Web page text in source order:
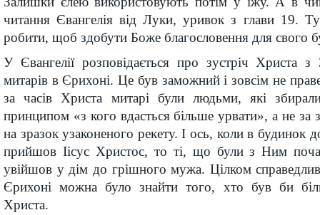
читання Євангелія від Луки, уривок з глави 19.
робити, щоб здобути Боже благословення для свого
У Євангелії розповідається про зустріч Христа з
митарів в Єрихоні. Це був заможний і зовсім не
за часів Христа митарі були людьми, які
принципом «з кого вдасться більше урвати», а не
на зразок узаконеного рекету. І ось, коли в будинок
прийшов Іісус Христос, то ті, що були з Ним
увійшов у дім до грішного мужа. Цілком
Єрихоні можна було знайти того, хто був би
Христа.